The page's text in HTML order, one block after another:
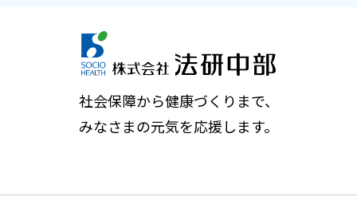
ファイルを活用して、サイトの管理、ア
クセス状況の分析等に使用しておりま
す。 個人を特定する情報収集に利用する
ことはありません。
社会保障から健康づくりまで、
みなさまの元気を応援します。